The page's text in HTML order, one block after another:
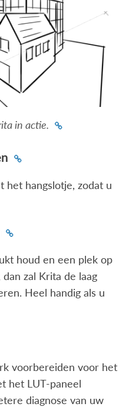
in actie.
het hangslotje, zodat u
houd en een plek op
zal Krita de laag
Heel handig als u
voorbereiden voor het
het LUT-paneel
diagnose van uw